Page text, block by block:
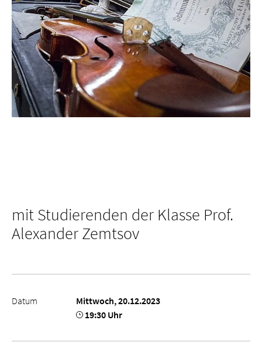
mit Studierenden der Klasse Prof.
Alexander Zemtsov
Datum
Mittwoch, 20.12.2023
19:30 Uhr